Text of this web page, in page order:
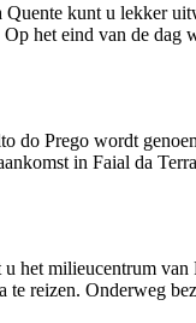
kunt u lekker
het eind van de dag
do Prego wordt
in Faial da
het milieucentrum van
reizen. Onderweg